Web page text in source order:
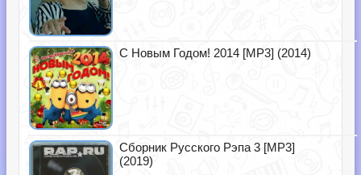
С Новым Годом! 2014 [MP3] (2014)
Сборник Русского Рэпа 3 [MP3]
(2019)